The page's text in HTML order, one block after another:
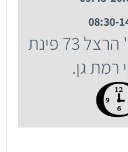
ענק השעונים רח' הרצל 73 פינת
רמת גן.